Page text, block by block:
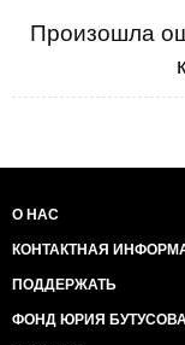
Произошла
О НАС
КОНТАКТНАЯ
ПОДДЕРЖАТЬ
ФОНД ЮРИЯ